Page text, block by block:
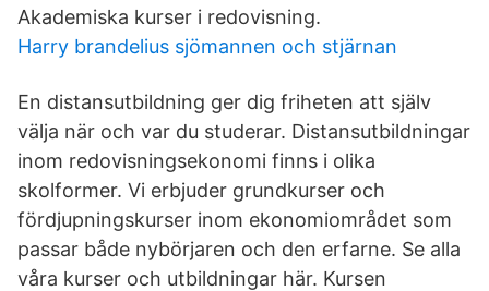
Akademiska kurser i redovisning.
Harry brandelius sjömannen och stjärnan
En distansutbildning ger dig friheten att själv
välja när och var du studerar. Distansutbildningar
inom redovisningsekonomi finns i olika
skolformer. Vi erbjuder grundkurser och
fördjupningskurser inom ekonomiområdet som
passar både nybörjaren och den erfarne. Se alla
våra kurser och utbildningar här. Kursen